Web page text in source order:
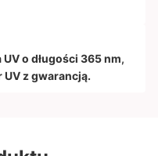
o długości 365 nm,
UV z gwarancją.